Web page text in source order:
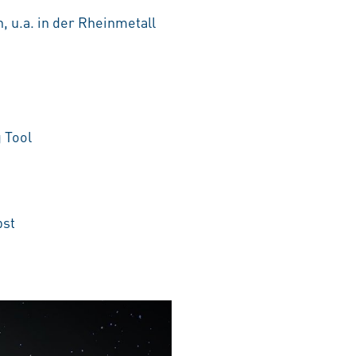
u.a. in der Rheinmetall